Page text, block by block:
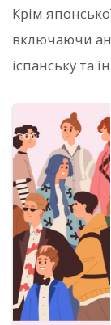
Крім
включаючи
іспанську та